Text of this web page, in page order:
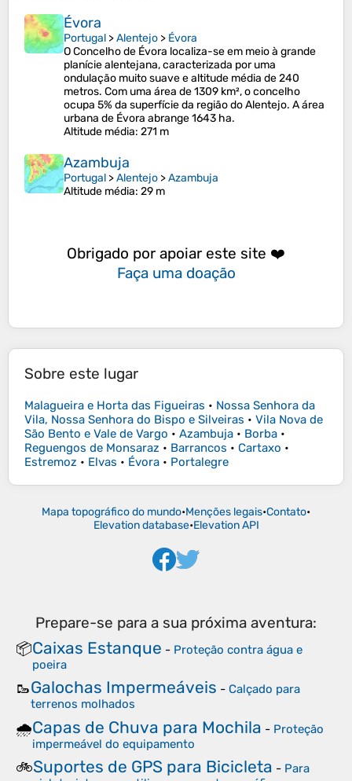
Évora
Portugal >Alentejo > Évora
O Concelho de Évora localiza-se em meio à grande
planície alentejana, caracterizada por uma
ondulação muito suave e altitude média de 240
metros. Com uma área de 1309 km², o concelho
ocupa 5% da superfície da região do Alentejo. A área
urbana de Évora abrange 1643 ha.
Altitude média: 271 m
Azambuja
Portugal >Alentejo >Azambuja
Altitude média: 29 m
Obrigado por apoiar este site ❤️
Faça uma doação
Sobre este lugar
Malagueira e Horta das Figueiras • Nossa Senhora da
Vila, Nossa Senhora do Bispo e Silveiras • Vila Nova de
São Bento e Vale de Vargo • Azambuja • Borba •
Reguengos de Monsaraz • Barrancos • Cartaxo •
Estremoz • Elvas • Évora • Portalegre
Mapa topográfico do mundo•Menções legais•Contato•
Elevation database•Elevation API
Prepare-se para a sua próxima aventura:
📦Caixas Estanque - Proteção contra água e
poeira
🥾Galochas Impermeáveis - Calçado para
terrenos molhados
🌧️Capas de Chuva para Mochila - Proteção
impermeável do equipamento
🚲Suportes de GPS para Bicicleta - Para